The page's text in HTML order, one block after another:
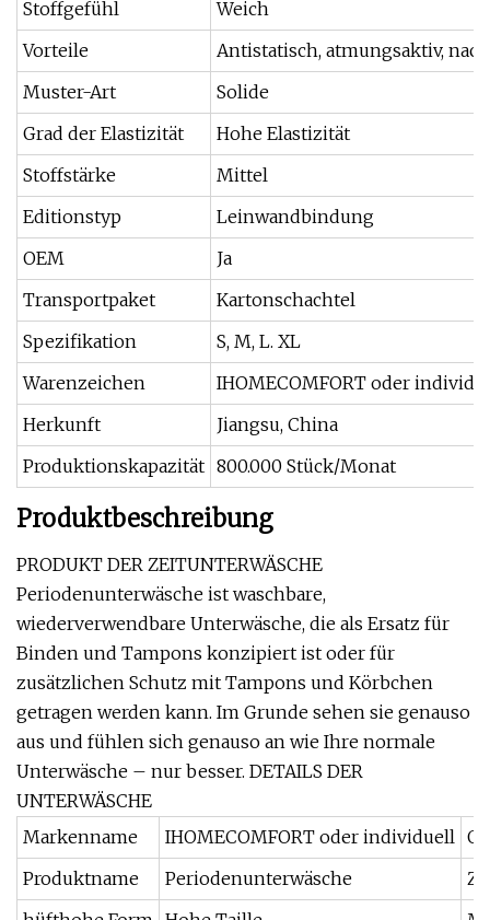
Stoffgefühl
Weich
Vorteile
Antistatisch, atmungsaktiv,
Muster-Art
Solide
Grad der Elastizität
Hohe Elastizität
Stoffstärke
Mittel
Editionstyp
Leinwandbindung
OEM
Ja
Transportpaket
Kartonschachtel
Spezifikation
S, M, L. XL
Warenzeichen
IHOMECOMFORT oder
Herkunft
Jiangsu, China
Produktionskapazität 800.000 Stück/Monat
Produktbeschreibung
PRODUKT DER ZEITUNTERWÄSCHE
Periodenunterwäsche ist waschbare,
wiederverwendbare Unterwäsche, die als Ersatz für
Binden und Tampons konzipiert ist oder für
zusätzlichen Schutz mit Tampons und Körbchen
getragen werden kann. Im Grunde sehen sie genauso
aus und fühlen sich genauso an wie Ihre normale
Unterwäsche – nur besser. DETAILS DER
UNTERWÄSCHE
Markenname
IHOMECOMFORT oder individuell
Produktname
Periodenunterwäsche